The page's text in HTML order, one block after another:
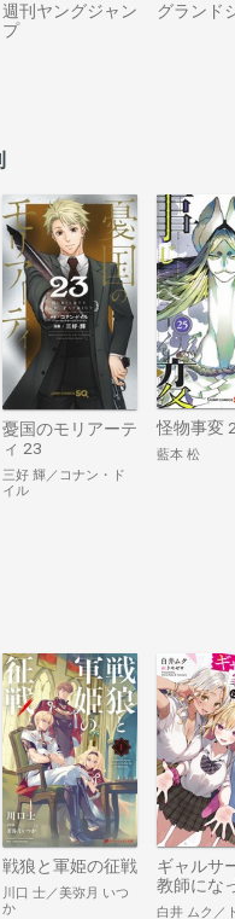
週刊ヤングジャン
プ
グランド
憂国のモリアーテ
ィ 23
三好 輝／コナン・ド
イル
怪物事変
藍本 松
戦狼と軍姫の征戦
川口 士／美弥月 いつ
か
ギャルサ
教師にな
白井 ムク／